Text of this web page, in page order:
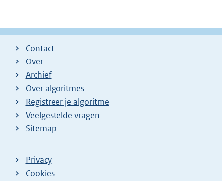
Contact
Over
Archief
Over algoritmes
Registreer je algoritme
Veelgestelde vragen
Sitemap
Privacy
Cookies